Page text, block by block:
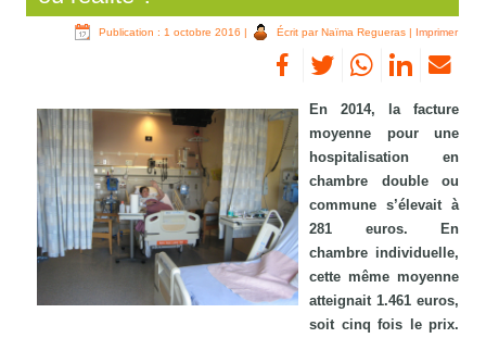
Publication : 1 octobre 2016 | Écrit par Naïma Regueras | Imprimer
En 2014, la facture
moyenne pour une
hospitalisation en
chambre double ou
commune s’élevait à
281 euros. En
chambre individuelle,
cette même moyenne
atteignait 1.461 euros,
soit cinq fois le prix.